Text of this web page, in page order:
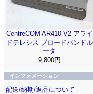
CentreCOM AR410 V2 アライ
ドテレシス ブロードバンドル
ータ
9,800円
インフォメーション
配送/納期/返品について